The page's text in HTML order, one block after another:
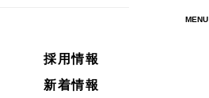
MENU
採用情報
新着情報